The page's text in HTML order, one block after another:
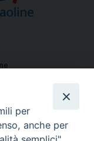
generale
per
anche per